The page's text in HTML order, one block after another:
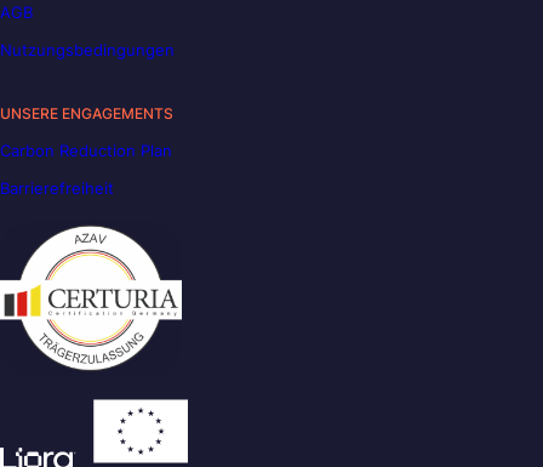
AGB
Nutzungsbedingungen
UNSERE ENGAGEMENTS
Carbon Reduction Plan
Barrierefreiheit